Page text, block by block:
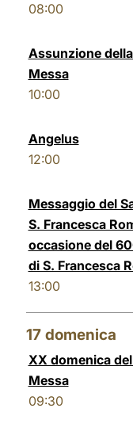
08:00
Assunzione
Messa
10:00
Angelus
12:00
Messaggio del
S. Francesca
occasione del
di S. Francesca
13:00
17 domenica
XX domenica
Messa
09:30